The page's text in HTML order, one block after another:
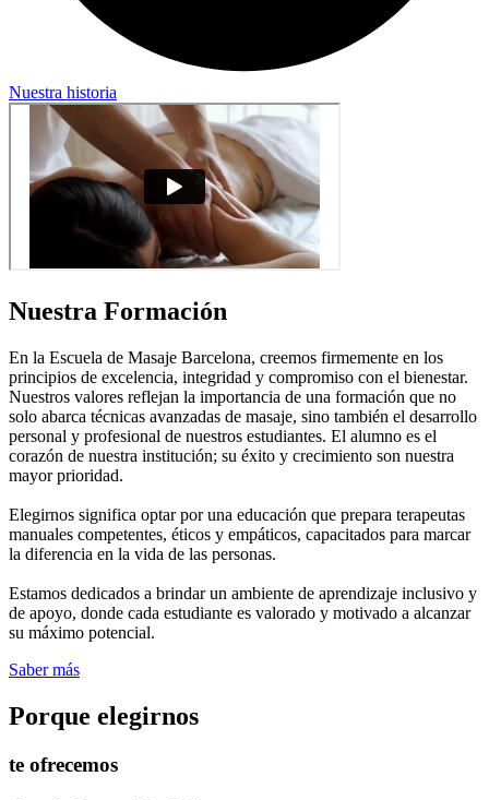
Nuestra historia
Nuestra Formación
En la Escuela de Masaje Barcelona, creemos firmemente en los
principios de excelencia, integridad y compromiso con el bienestar.
Nuestros valores reflejan la importancia de una formación que no
solo abarca técnicas avanzadas de masaje, sino también el desarrollo
personal y profesional de nuestros estudiantes. El alumno es el
corazón de nuestra institución; su éxito y crecimiento son nuestra
mayor prioridad.
Elegirnos significa optar por una educación que prepara terapeutas
manuales competentes, éticos y empáticos, capacitados para marcar
la diferencia en la vida de las personas.
Estamos dedicados a brindar un ambiente de aprendizaje inclusivo y
de apoyo, donde cada estudiante es valorado y motivado a alcanzar
su máximo potencial.
Saber más
Porque elegirnos
te ofrecemos